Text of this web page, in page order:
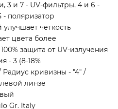
3 и 7 - UV-фильтры, 4 и 6 -
- поляризатор
четкость
цвета более
защита от UV-излучения
- 3 (8-18%
Радиус кривизны - "4" /
линзе
Gr. Italy